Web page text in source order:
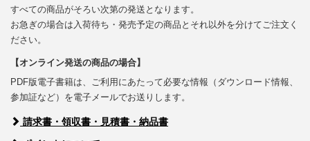
すべての商品がそろい次第の発送となります。
お急ぎの場合は入荷待ち・発売予定の商品とそれ以外を分けてご注文く
ださい。
【オンライン発送の商品の場合】
PDF版電子書籍は、ご利用にあたって必要な情報（ダウンロード情報、
参加証など）を電子メールでお送りします。
請求書・領収書・見積書・納品書